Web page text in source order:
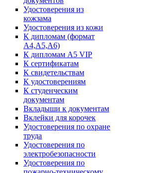
Удостоверения из
кожзама
Удостоверения из кожи
К дипломам (формат
А4,А5,А6)
К дипломам А5 VIP
К сертификатам
К свидетельствам
К удостоверениям
К студенческим
документам
Вкладыши к документам
Вклейки для корочек
Удостоверения по охране
труда
Удостоверения по
электробезопасности
Удостоверения по